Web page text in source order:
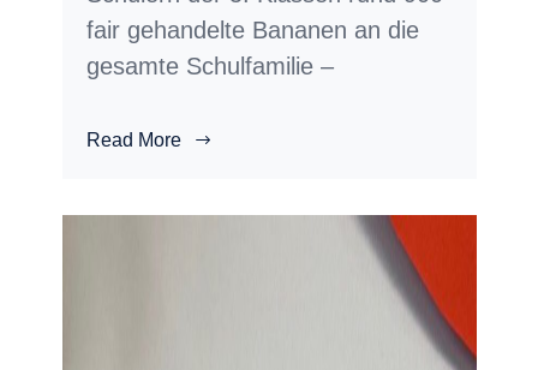
fair gehandelte Bananen an die
gesamte Schulfamilie –
Read More